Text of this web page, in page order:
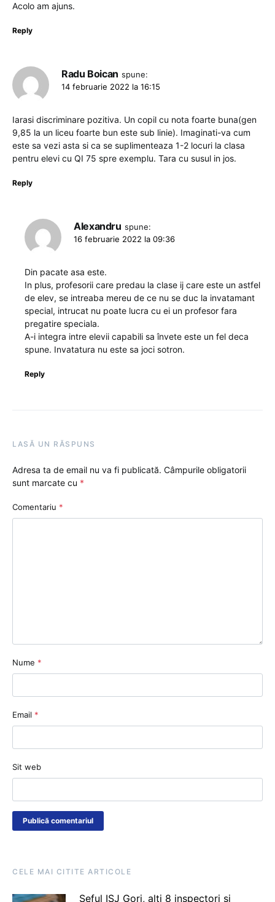
Acolo am ajuns.
Reply
Radu Boican spune:
14 februarie 2022 la 16:15
Iarasi discriminare pozitiva. Un copil cu nota foarte buna(gen
9,85 la un liceu foarte bun este sub linie). Imaginati-va cum
este sa vezi asta si ca se suplimenteaza 1-2 locuri la clasa
pentru elevi cu QI 75 spre exemplu. Tara cu susul in jos.
Reply
Alexandru spune:
16 februarie 2022 la 09:36
Din pacate asa este.
In plus, profesorii care predau la clase ij care este un astfel
de elev, se intreaba mereu de ce nu se duc la invatamant
special, intrucat nu poate lucra cu ei un profesor fara
pregatire speciala.
A-i integra intre elevii capabili sa învete este un fel deca
spune. Invatatura nu este sa joci sotron.
Reply
LASĂ UN RĂSPUNS
Adresa ta de email nu va fi publicată. Câmpurile obligatorii
sunt marcate cu *
Comentariu *
Nume *
Email *
Sit web
CELE MAI CITITE ARTICOLE
Șeful ISJ Gorj, alți 8 inspectori și